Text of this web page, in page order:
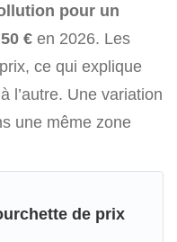
pour un
€ en 2026. Les
ce qui explique
l’autre. Une variation
une même zone
de prix